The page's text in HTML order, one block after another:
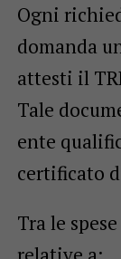
Ogni
domanda
attesti il
Tale
ente
certificato
Tra le